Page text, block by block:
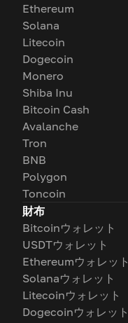
Ethereum
Solana
Litecoin
Dogecoin
Monero
Shiba Inu
Bitcoin Cash
Avalanche
Tron
BNB
Polygon
Toncoin
財布
Bitcoinウォレット
USDTウォレット
Ethereumウォレット
Solanaウォレット
Litecoinウォレット
Dogecoinウォレット